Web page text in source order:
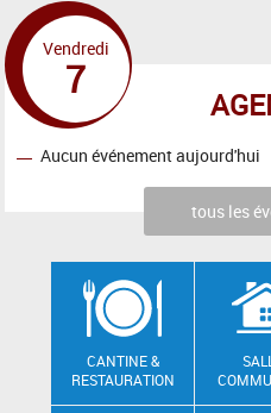
Vendredi
7
Aucun événement aujourd'hui
tous les
CANTINE &
RESTAURATION